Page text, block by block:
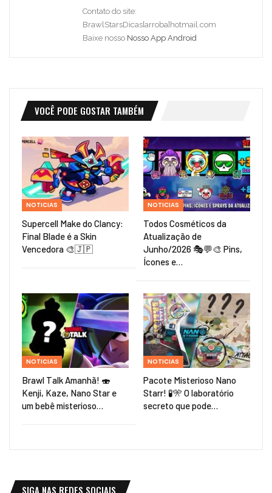
Contato do site:
BrawlStarsDicas[arroba]hotmail.com
Baixe nosso Nosso App Android
VOCÊ PODE GOSTAR TAMBÉM
NOTICIAS
Supercell Make do Clancy:
Final Blade é a Skin
Vencedora 🎨🇯🇵
NOTICIAS
Todos Cosméticos da
Atualização de
Junho/2026 🎭💬🎨 Pins,
Ícones e…
NOTICIAS
Brawl Talk Amanhã! 🍣
Kenji, Kaze, Nano Star e
um bebê misterioso…
NOTICIAS
Pacote Misterioso Nano
Starr! 🧪🎌 O laboratório
secreto que pode…
SIGA NAS REDES SOCIAIS